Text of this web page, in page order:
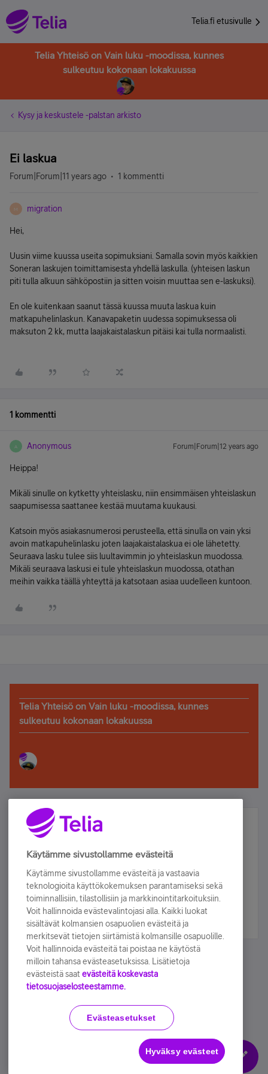
Telia.fi etusivulle
Telia Yhteisö on Vain luku -moodissa, kunnes
sulkeutuu kokonaan lokakuussa
Kysy ja keskustele -palstan arkisto
Ei laskua
Forum|Forum|11 years ago 1 kommentti
M migration
Hei,
Uusin viime kuussa useita sopimuksiani. Samalla sovin myös kaikkien
Soneran laskujen toimittamisesta yhdellä laskulla. (yhteisen laskun
piti tulla alkuun sähköpostiin ja sitten voisin muuttaa sen e-laskuksi).
En ole kuitenkaan saanut tässä kuussa muuta laskua kuin
matkapuhelinlaskun. Kanavapaketin uudessa sopimuksessa oli
maksuton 2 kk, mutta laajakaistalaskun pitäisi kai tulla normaalisti.
1 kommentti
A Anonymous Forum|Forum|12 years ago
Heippa!
Mikäli sinulle on kytketty yhteislasku, niin ensimmäisen yhteislaskun
saapumisessa saattanee kestää muutama kuukausi.
Katsoin myös asiakasnumerosi perusteella, että sinulla on vain yksi
avoin matkapuhelinlasku joten laajakaistalaskua ei ole lähetetty.
Seuraava lasku tulee siis luultavimmin jo yhteislaskun muodossa.
Mikäli seuraava laskusi ei tule yhteislaskun muodossa, otathan
meihin vaikka täällä yhteyttä ja katsotaan asiaa uudelleen kuntoon.
Telia Yhteisö on Vain luku -moodissa, kunnes
sulkeutuu kokonaan lokakuussa
Älä jää paitsi – osallistu ja voita!
Tilaa Telian uutiskirje ja olet mukana arvonnassa.
sähköpostiisi.
Tilaa nyt
Käyttöehdot Accessibility statement
Evästeasetukset
Käytämme sivustollamme evästeitä
Käytämme sivustollamme evästeitä ja vastaavia
teknologioita käyttökokemuksen parantamiseksi sekä
toiminnallisiin, tilastollisiin ja markkinointitarkoituksiin.
Voit hallinnoida evästevalintojasi alla. Kaikki luokat
sisältävät kolmansien osapuolien evästeitä ja
merkitsevät tietojen siirtämistä kolmansille osapuolille.
Voit hallinnoida evästeitä tai poistaa ne käytöstä
milloin tahansa evästeasetuksissa. Lisätietoja
evästeistä saat evästeitä koskevasta
tietosuojaselosteestamme.
Evästeasetukset
Hyväksy evästeet